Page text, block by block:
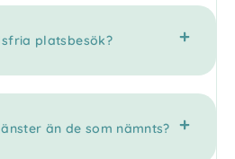
platsbesök?
än de som nämnts?